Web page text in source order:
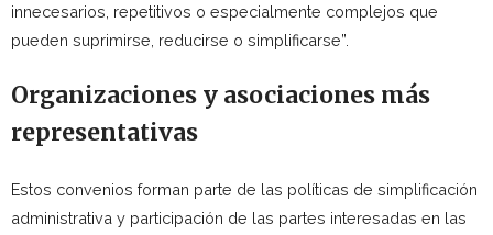
innecesarios, repetitivos o especialmente complejos que
pueden suprimirse, reducirse o simplificarse”.
Organizaciones y asociaciones más
representativas
Estos convenios forman parte de las políticas de simplificación
administrativa y participación de las partes interesadas en las